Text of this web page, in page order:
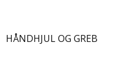
HÅNDHJUL OG GREB